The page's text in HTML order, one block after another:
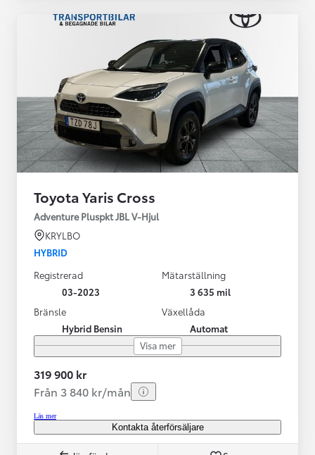
Toyota Yaris Cross
Adventure Pluspkt JBL V-Hjul
KRYLBO
HYBRID
Registrerad
03-2023
Mätarställning
3 635 mil
Bränsle
Hybrid Bensin
Växellåda
Automat
Visa mer
319 900 kr
Från 3 840 kr/mån
Läs mer
Kontakta återförsäljare